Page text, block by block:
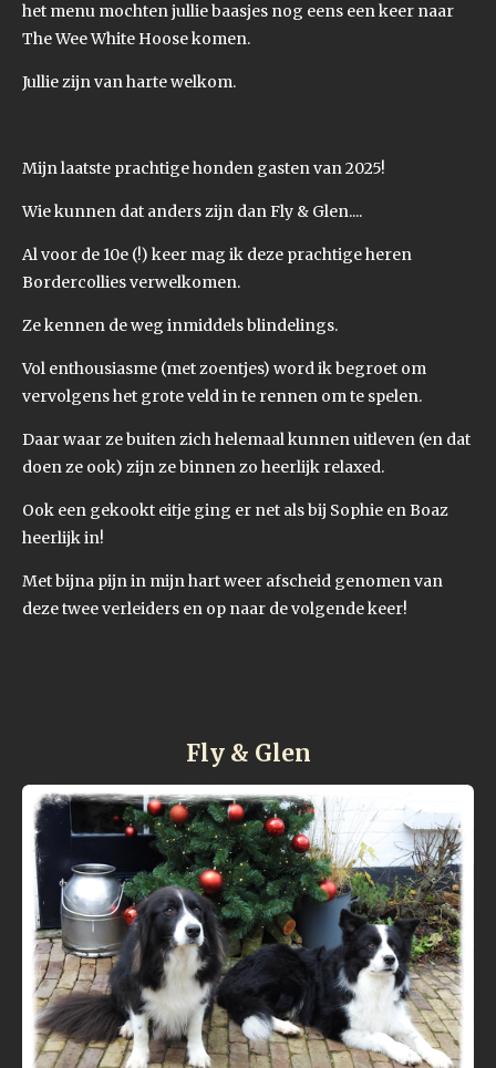
het menu mochten jullie baasjes nog eens een keer naar
The Wee White Hoose komen.
Jullie zijn van harte welkom.
Mijn laatste prachtige honden gasten van 2025!
Wie kunnen dat anders zijn dan Fly & Glen....
Al voor de 10e (!) keer mag ik deze prachtige heren
Bordercollies verwelkomen.
Ze kennen de weg inmiddels blindelings.
Vol enthousiasme (met zoentjes) word ik begroet om
vervolgens het grote veld in te rennen om te spelen.
Daar waar ze buiten zich helemaal kunnen uitleven (en dat
doen ze ook) zijn ze binnen zo heerlijk relaxed.
Ook een gekookt eitje ging er net als bij Sophie en Boaz
heerlijk in!
Met bijna pijn in mijn hart weer afscheid genomen van
deze twee verleiders en op naar de volgende keer!
Fly & Glen